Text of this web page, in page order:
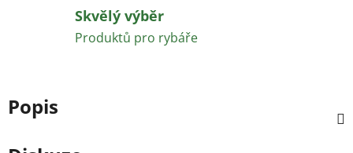
Skvělý výběr
Produktů pro rybáře
Popis